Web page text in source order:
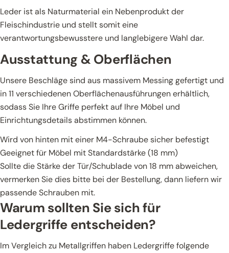
Leder ist als Naturmaterial ein Nebenprodukt der
Fleischindustrie und stellt somit eine
verantwortungsbewusstere und langlebigere Wahl dar.
Ausstattung & Oberflächen
Unsere Beschläge sind aus massivem Messing gefertigt und
in 11 verschiedenen Oberflächenausführungen erhältlich,
sodass Sie Ihre Griffe perfekt auf Ihre Möbel und
Einrichtungsdetails abstimmen können.
Wird von hinten mit einer M4-Schraube sicher befestigt
Geeignet für Möbel mit Standardstärke (18 mm)
Sollte die Stärke der Tür/Schublade von 18 mm abweichen,
vermerken Sie dies bitte bei der Bestellung, dann liefern wir
passende Schrauben mit.
Warum sollten Sie sich für
Ledergriffe entscheiden?
Im Vergleich zu Metallgriffen haben Ledergriffe folgende